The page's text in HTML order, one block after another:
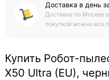
Доставка в день
Доставка по Москве
покупкой можно все
Купить Робот-
X50 Ultra (EU),